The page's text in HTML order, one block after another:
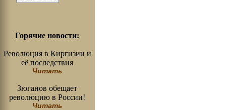
Горячие новости:
Революция в Киргизии и
её последствия
Читать
Зюганов обещает
революцию в России!
Читать